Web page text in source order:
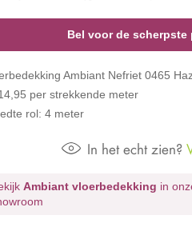
Bel voor de scherpste
Ambiant Nefriet 0465
per strekkende meter
rol: 4 meter
In het echt zien?
Ambiant vloerbedekking in